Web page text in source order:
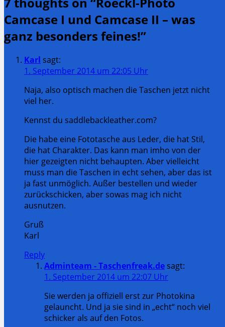
Camcase I und Camcase II – was
ganz besonders feines!”
Karl sagt:
1. September 2014 um 22:05 Uhr
Naja, also optisch machen die Taschen jetzt nicht
viel her.
Kennst du saddlebackleather.com?
Die habe eine Fototasche aus Leder, die hat Stil,
die hat Charakter. Das kann man imho von der
hier gezeigten nicht behaupten. Aber vielleicht
muss man die Taschen in echt sehen, aber das ist
ja fast unmöglich. Außer bestellen und wieder
zurückschicken, aber sowas mag ich nicht
ausnutzen.
Gruß
Karl
Reply
Adminteam - Taschenfreak.desagt:
1. September 2014 um 22:07 Uhr
Sie werden ja offiziell erst zur Photokina
gelauncht. Und ja sie sind in „echt“ noch viel
schicker als auf den Fotos.